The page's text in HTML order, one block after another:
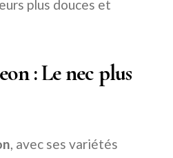
plus douces et
: Le nec plus
, avec ses variétés